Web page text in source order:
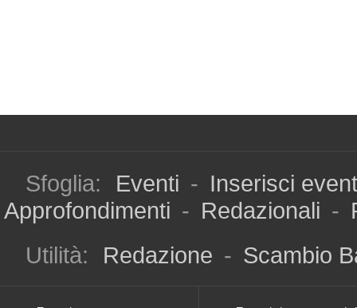
Sfoglia: Eventi - Inserisci
Approfondimenti - Redazionali -
Utilità:
Redazione - Scambio